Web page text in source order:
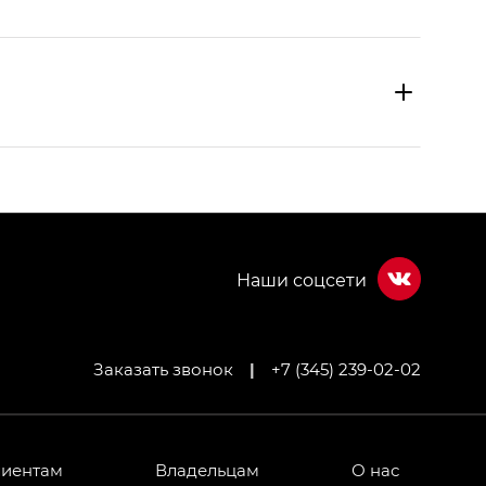
— GB AWD, Джи Эль Полный привод —
Заказать звонок | +7 (345) 239-02-02
Владельцам О нас